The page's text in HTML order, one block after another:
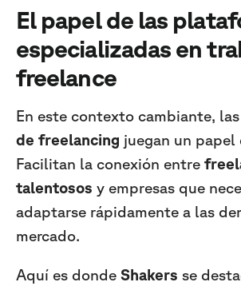
El papel de las
especializadas en
freelance
En este contexto cambiante, las
de freelancing juegan un papel
Facilitan la conexión entre
talentosos y empresas que
adaptarse rápidamente a las
mercado.
Aquí es donde Shakers se